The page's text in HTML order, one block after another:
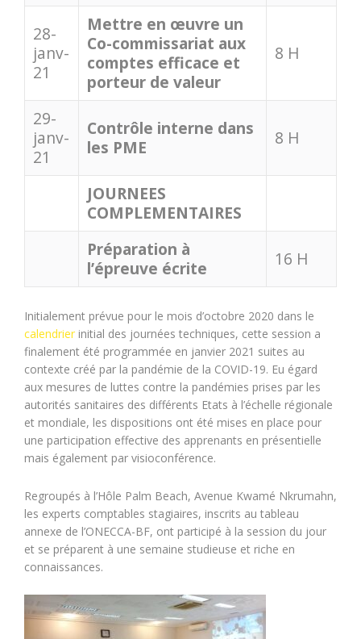
28-
janv-
21
Mettre en œuvre un
Co-commissariat aux
comptes efficace et
porteur de valeur
8 H
29-
janv-
21
Contrôle interne dans
les PME
8 H
JOURNEES
COMPLEMENTAIRES
Préparation à
l’épreuve écrite
16 H
Initialement prévue pour le mois d’octobre 2020 dans le
calendrier initial des journées techniques, cette session a
finalement été programmée en janvier 2021 suites au
contexte créé par la pandémie de la COVID-19. Eu égard
aux mesures de luttes contre la pandémies prises par les
autorités sanitaires des différents Etats à l’échelle régionale
et mondiale, les dispositions ont été mises en place pour
une participation effective des apprenants en présentielle
mais également par visioconférence.
Regroupés à l’Hôle Palm Beach, Avenue Kwamé Nkrumahn,
les experts comptables stagiaires, inscrits au tableau
annexe de l’ONECCA-BF, ont participé à la session du jour
et se préparent à une semaine studieuse et riche en
connaissances.